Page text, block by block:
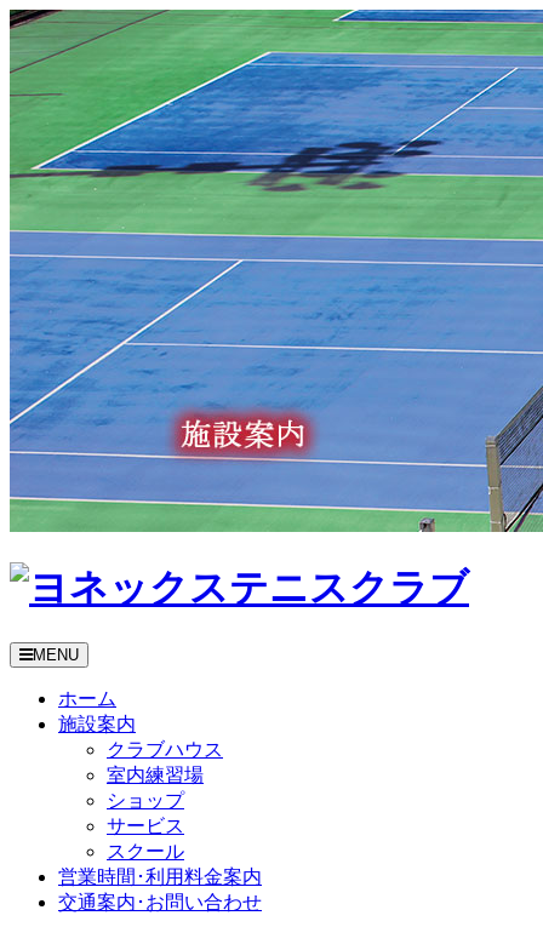
MENU
ホーム
施設案内
クラブハウス
室内練習場
ショップ
サービス
スクール
営業時間･利用料金案内
交通案内･お問い合わせ